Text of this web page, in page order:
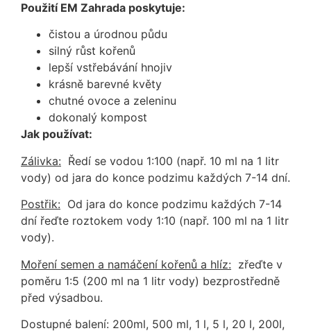
Použití EM Zahrada poskytuje:
čistou a úrodnou půdu
silný růst kořenů
lepší vstřebávání hnojiv
krásně barevné květy
chutné ovoce a zeleninu
dokonalý kompost
Jak používat:
Zálivka: Ředí se vodou 1:100 (např. 10 ml na 1 litr
vody) od jara do konce podzimu každých 7-14 dní.
Postřik: Od jara do konce podzimu každých 7-14
dní řeďte roztokem vody 1:10 (např. 100 ml na 1 litr
vody).
Moření semen a namáčení kořenů a hlíz: zřeďte v
poměru 1:5 (200 ml na 1 litr vody) bezprostředně
před výsadbou.
Dostupné balení: 200ml, 500 ml, 1 l, 5 l, 20 l, 200l,